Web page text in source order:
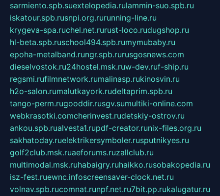
sarmiento.spb.suextelopedia.rulammin-suo.spb.ru
iskatour.spb.rusnpi.org.rurunning-line.ru
krygeva-spa.ruchel.net.rurust-loco.rudugshop.ru
hl-beta.spb.ruschool494.spb.rumymubaby.ru
epoha-metalband.rungr.spb.rurusgosnews.com
dieselvostok.ru24hostel.msk.ruw-dev.ruf-ship.ru
regsmi.rufilmnetwork.rumalinasp.rukinosvin.ru
h2o-salon.rumalutkayork.rudeltaprim.spb.ru
tango-perm.rugooddir.rusgv.sumultiki-online.com
webkrasotki.comcherinvest.rudetskiy-ostrov.ru
ankou.spb.rualvesta1.rupdf-creator.runix-files.org.ru
sakhatoday.ruelektrikersymboler.rusputnikyes.ru
golf2club.msk.ruaeforums.ruzallclub.ru
multimodal.msk.ruhabaigry.ruhaikko.rusobakopedia.ru
isz-fest.ruewnc.infoscreensaver-clock.net.ru
volnav.spb.rucomnat.runpf.net.ru7bit.pp.rukalugatur.ru